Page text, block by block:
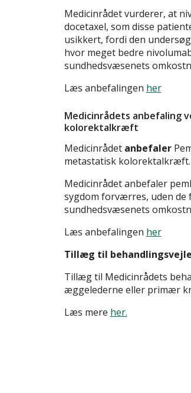
Medicinrådet vurderer, at
docetaxel, som disse
usikkert, fordi den
hvor meget bedre
sundhedsvæsenets
Læs anbefalingen her
Medicinrådets anbefaling
kolorektalkræft
Medicinrådet anbefaler
metastatisk kolorektalkræft.
Medicinrådet anbefaler
sygdom forværres, uden
sundhedsvæsenets
Læs anbefalingen her
Tillæg til
Tillæg til Medicinrådets
æggelederne eller primær
Læs mere her.